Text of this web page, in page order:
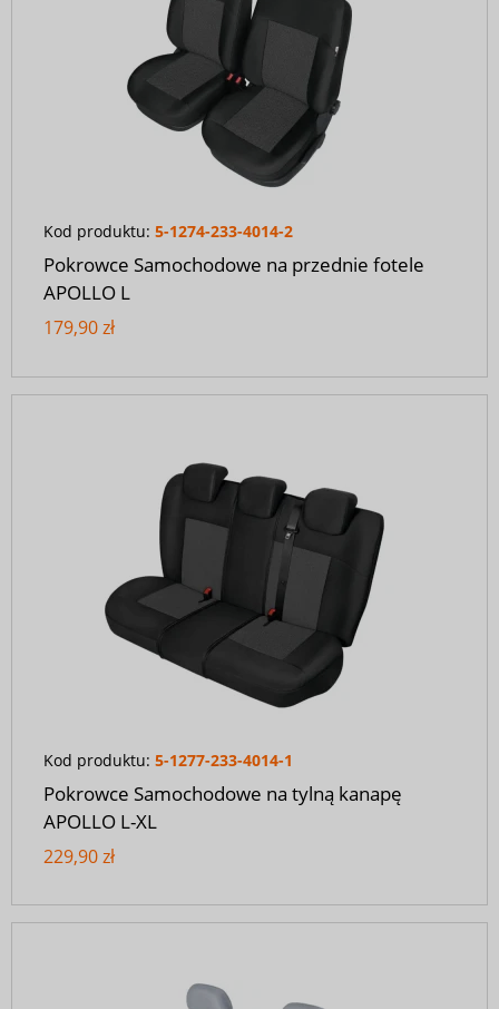
Kod produktu: 5-1274-233-4014-2
Pokrowce Samochodowe na przednie fotele
APOLLO L
179,90 zł
Kod produktu: 5-1277-233-4014-1
Pokrowce Samochodowe na tylną kanapę
APOLLO L-XL
229,90 zł